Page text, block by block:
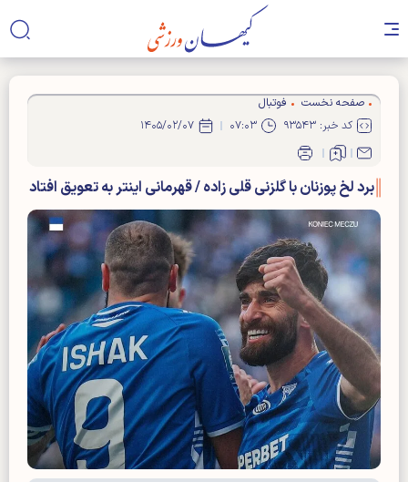
صفحه نخست
فوتبال
کد خبر: ۹۳۵۴۳
۰۷:۰۳ ۱۴۰۵/۰۲/۰۷
برد لخ پوزنان با گلزنی قلی زاده / قهرمانی اینتر به تعویق افتاد